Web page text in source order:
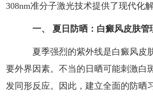
308nm准分子激光技术提供了现代化解
一、 夏日防晒：白癜风皮肤管
夏季强烈的紫外线是白癜风皮
要外界因素。不当的日晒可能刺激白
发同形反应。因此，建立全面的防晒